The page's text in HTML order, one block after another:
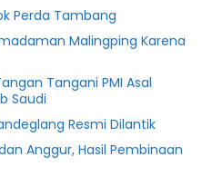
Perda Tambang
Malingping Karena
Tangani PMI Asal
Saudi
Resmi Dilantik
Anggur, Hasil Pembinaan